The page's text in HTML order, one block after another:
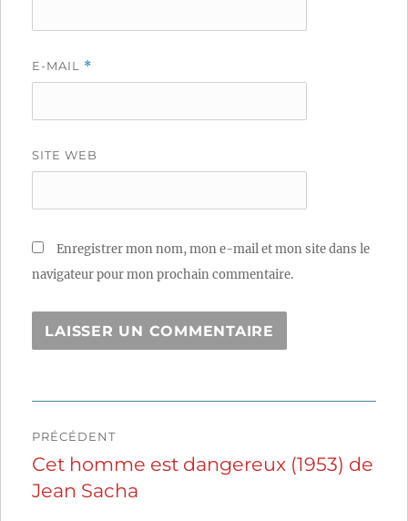
E-MAIL *
SITE WEB
Enregistrer mon nom, mon e-mail et mon site dans le
navigateur pour mon prochain commentaire.
de
l’article
PRÉCÉDENT
Publication
précédente :
Cet homme est dangereux (1953) de
Jean Sacha